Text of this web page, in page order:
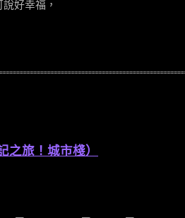
好幸福，
之旅！城市棧）